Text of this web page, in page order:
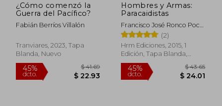
¿Cómo comenzó la
Guerra del Pacífico?
Fabián Berríos Villalón
Tranviares, 2023, Tapa
Blanda, Nuevo
Hombres y Armas:
Paracaidistas
Francisco José Ronco Poce;
Antonio García Palacios;
Luis Alberto Sanz
Salanova; Rafael Rodrigo
Fernández
(2)
Hrm Ediciones, 2015, 1
Edición, Tapa Blanda,
Nuevo